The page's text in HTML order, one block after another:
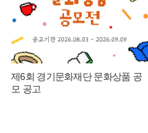
제6회 경기문화재단 문화상품 공
모 공고